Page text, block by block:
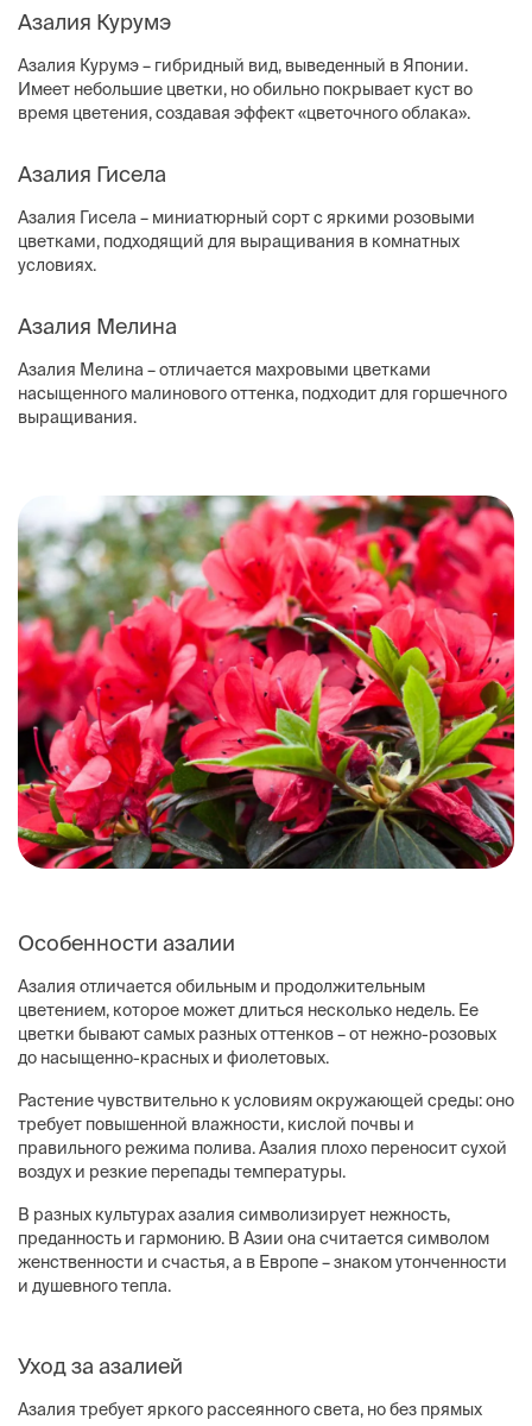
Азалия Курумэ
Азалия Курумэ – гибридный вид, выведенный в Японии.
Имеет небольшие цветки, но обильно покрывает куст во
время цветения, создавая эффект «цветочного облака».
Азалия Гисела
Азалия Гисела – миниатюрный сорт с яркими розовыми
цветками, подходящий для выращивания в комнатных
условиях.
Азалия Мелина
Азалия Мелина – отличается махровыми цветками
насыщенного малинового оттенка, подходит для горшечного
выращивания.
Особенности азалии
Азалия отличается обильным и продолжительным
цветением, которое может длиться несколько недель. Ее
цветки бывают самых разных оттенков – от нежно-розовых
до насыщенно-красных и фиолетовых.
Растение чувствительно к условиям окружающей среды: оно
требует повышенной влажности, кислой почвы и
правильного режима полива. Азалия плохо переносит сухой
воздух и резкие перепады температуры.
В разных культурах азалия символизирует нежность,
преданность и гармонию. В Азии она считается символом
женственности и счастья, а в Европе – знаком утонченности
и душевного тепла.
Уход за азалией
Азалия требует яркого рассеянного света, но без прямых